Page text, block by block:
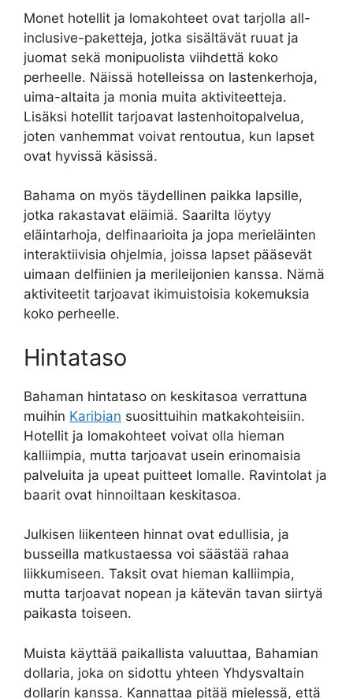
Monet hotellit ja lomakohteet ovat tarjolla all-
inclusive-paketteja, jotka sisältävät ruuat ja
juomat sekä monipuolista viihdettä koko
perheelle. Näissä hotelleissa on lastenkerhoja,
uima-altaita ja monia muita aktiviteetteja.
Lisäksi hotellit tarjoavat lastenhoitopalvelua,
joten vanhemmat voivat rentoutua, kun lapset
ovat hyvissä käsissä.
Bahama on myös täydellinen paikka lapsille,
jotka rakastavat eläimiä. Saarilta löytyy
eläintarhoja, delfinaarioita ja jopa merieläinten
interaktiivisia ohjelmia, joissa lapset pääsevät
uimaan delfiinien ja merileijonien kanssa. Nämä
aktiviteetit tarjoavat ikimuistoisia kokemuksia
koko perheelle.
Hintataso
Bahaman hintataso on keskitasoa verrattuna
muihin Karibian suosittuihin matkakohteisiin.
Hotellit ja lomakohteet voivat olla hieman
kalliimpia, mutta tarjoavat usein erinomaisia
palveluita ja upeat puitteet lomalle. Ravintolat ja
baarit ovat hinnoiltaan keskitasoa.
Julkisen liikenteen hinnat ovat edullisia, ja
busseilla matkustaessa voi säästää rahaa
liikkumiseen. Taksit ovat hieman kalliimpia,
mutta tarjoavat nopean ja kätevän tavan siirtyä
paikasta toiseen.
Muista käyttää paikallista valuuttaa, Bahamian
dollaria, joka on sidottu yhteen Yhdysvaltain
dollarin kanssa. Kannattaa pitää mielessä, että